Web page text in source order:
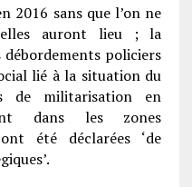
2016 sans que l’on ne
auront lieu ; la
policiers
lié à la situation du
de militarisation en
dans les zones
été déclarées ‘de